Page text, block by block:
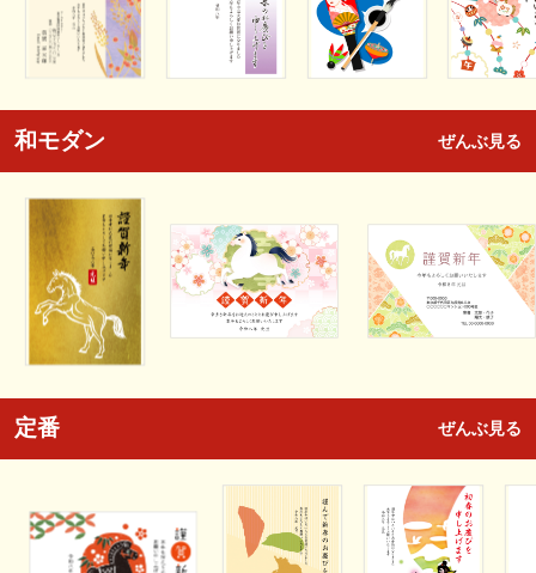
和モダン ぜんぶ見る
定番 ぜんぶ見る